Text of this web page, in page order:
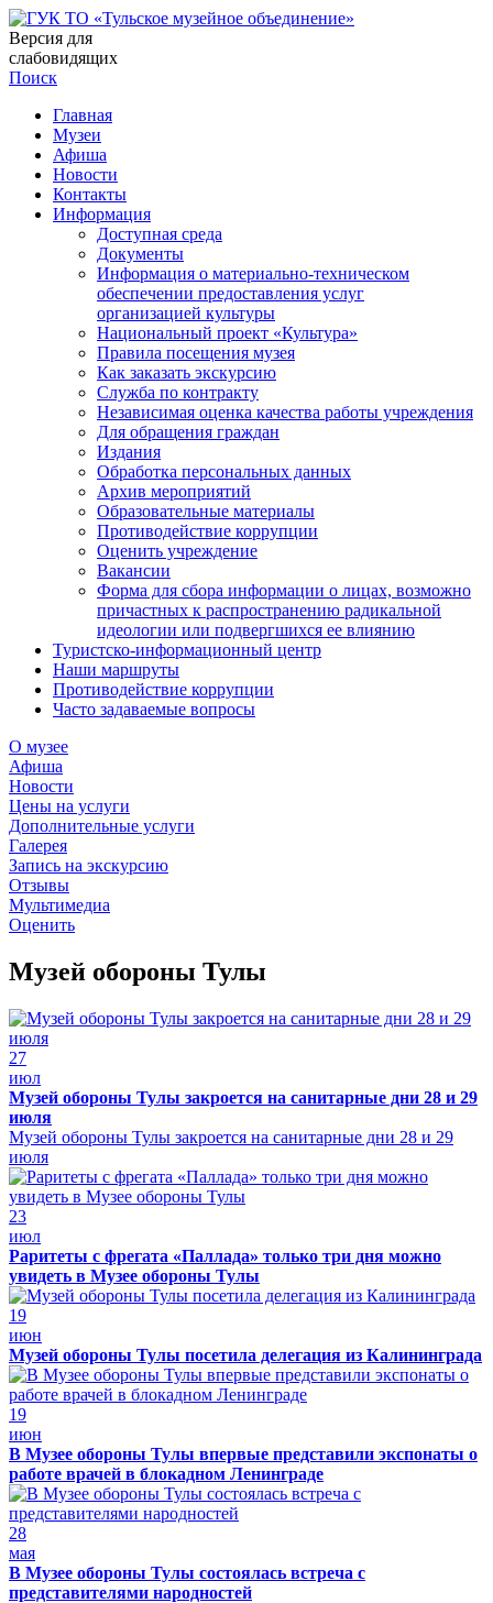
Версия для
слабовидящих
Поиск
Главная
Музеи
Афиша
Новости
Контакты
Информация
Доступная среда
Документы
Информация о материально-техническом
обеспечении предоставления услуг
организацией культуры
Национальный проект «Культура»
Правила посещения музея
Как заказать экскурсию
Служба по контракту
Независимая оценка качества работы учреждения
Для обращения граждан
Издания
Обработка персональных данных
Архив мероприятий
Образовательные материалы
Противодействие коррупции
Оценить учреждение
Вакансии
Форма для сбора информации о лицах, возможно
причастных к распространению радикальной
идеологии или подвергшихся ее влиянию
Туристско-информационный центр
Наши маршруты
Противодействие коррупции
Часто задаваемые вопросы
О музее
Афиша
Новости
Цены на услуги
Дополнительные услуги
Галерея
Запись на экскурсию
Отзывы
Мультимедиа
Оценить
Музей обороны Тулы
27
июл
Музей обороны Тулы закроется на санитарные дни 28 и 29
июля
Музей обороны Тулы закроется на санитарные дни 28 и 29
июля
23
июл
Раритеты с фрегата «Паллада» только три дня можно
увидеть в Музее обороны Тулы
19
июн
Музей обороны Тулы посетила делегация из Калининграда
19
июн
В Музее обороны Тулы впервые представили экспонаты о
работе врачей в блокадном Ленинграде
28
мая
В Музее обороны Тулы состоялась встреча с
представителями народностей